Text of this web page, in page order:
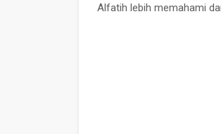
Alfatih lebih memahami